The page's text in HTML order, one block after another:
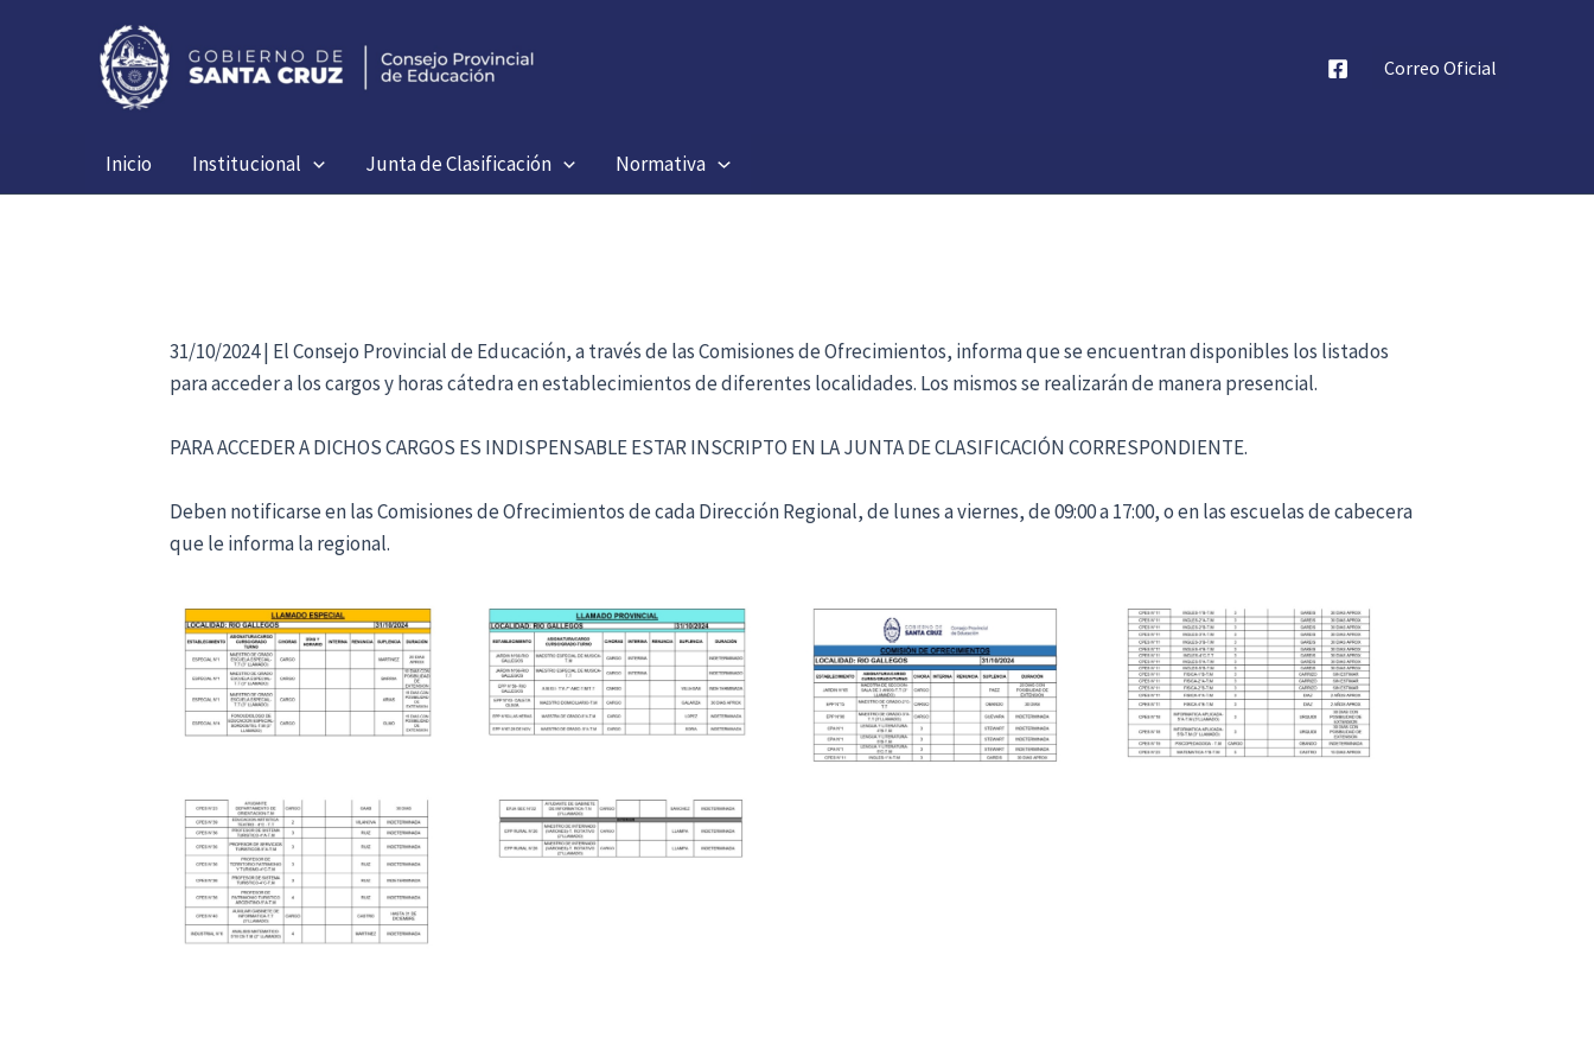
Correo Oficial
Inicio Institucional Junta de Clasificación Normativa
31/10/2024 | El Consejo Provincial de Educación, a través de las Comisiones de Ofrecimientos, informa que se encuentran disponibles los listados
para acceder a los cargos y horas cátedra en establecimientos de diferentes localidades. Los mismos se realizarán de manera presencial.
PARA ACCEDER A DICHOS CARGOS ES INDISPENSABLE ESTAR INSCRIPTO EN LA JUNTA DE CLASIFICACIÓN CORRESPONDIENTE.
Deben notificarse en las Comisiones de Ofrecimientos de cada Dirección Regional, de lunes a viernes, de 09:00 a 17:00, o en las escuelas de cabecera
que le informa la regional.